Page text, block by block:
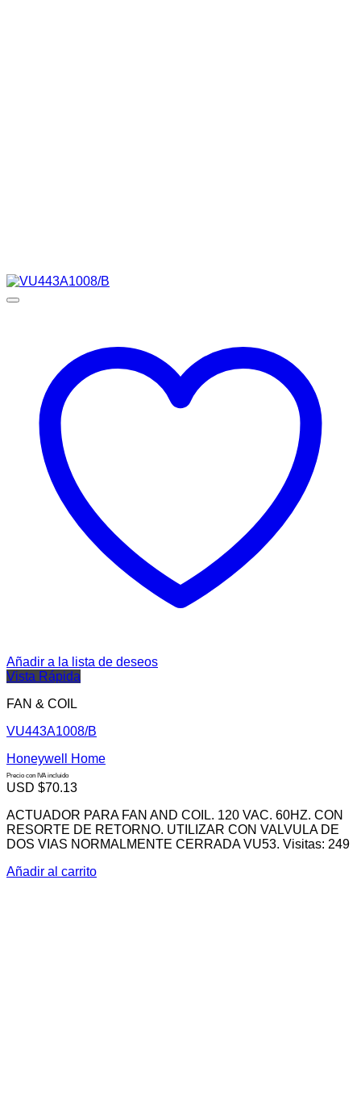
Añadir a la lista de deseos
Vista Rápida
FAN & COIL
VU443A1008/B
Honeywell Home
Precio con IVA incluido
USD $70.13
ACTUADOR PARA FAN AND COIL. 120 VAC. 60HZ. CON
RESORTE DE RETORNO. UTILIZAR CON VALVULA DE
DOS VIAS NORMALMENTE CERRADA VU53. Visitas: 249
Añadir al carrito